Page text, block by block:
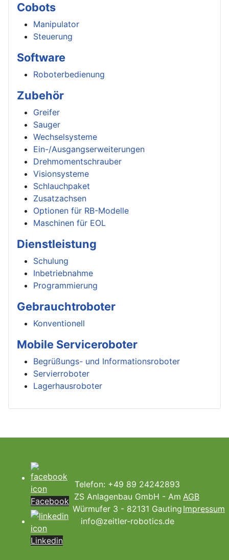
Cobots
Manipulator
Steuerung
Software
Roboterbedienung
Zubehör
Greifer
Sauger
Wechselsysteme
Ein-/Ausgangserweiterungen
Drehmomentschrauber
Visionsysteme
Schlauchpaket
Zusatzachsen
Optionen für RB-Modelle
Maschinen für EOL
Dienstleistung
Schulung
Inbetriebnahme
Programmierung
Gebrauchtroboter
Konventionell
Mobile Serviceroboter
Begrüßungs- und Informationsroboter
Servierroboter
Lagerhausroboter
Facebook
Linkedin
Telefon: +49 89 24242893
ZS Anlagenbau GmbH - Am
Würmufer 3 - 82131 Gauting
info@zeitler-robotics.de
AGB
Impressum